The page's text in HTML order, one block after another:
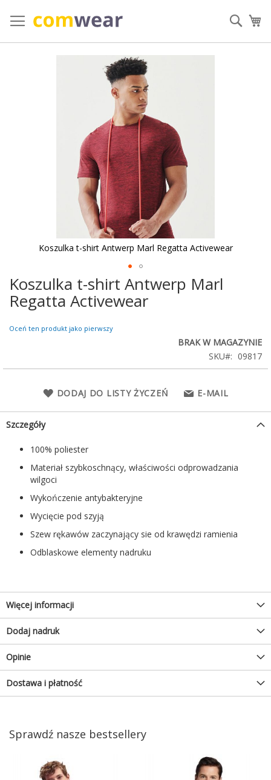
do
treści
Koszulka t-shirt Antwerp Marl
Regatta Activewear
Oceń ten produkt jako pierwszy
BRAK W MAGAZYNIE
SKU
09817
DODAJ DO LISTY ŻYCZEŃ E-MAIL
Koszulka t-shirt Antwerp Marl Regatta Activewear
Przejdź
na
początek
Szczegóły
100% poliester
Materiał szybkoschnący, właściwości odprowadzania
wilgoci
Wykończenie antybakteryjne
Wycięcie pod szyją
Szew rękawów zaczynający sie od krawędzi ramienia
Odblaskowe elementy nadruku
Więcej informacji
Dodaj nadruk
Opinie
Dostawa i płatność
Sprawdź nasze bestsellery